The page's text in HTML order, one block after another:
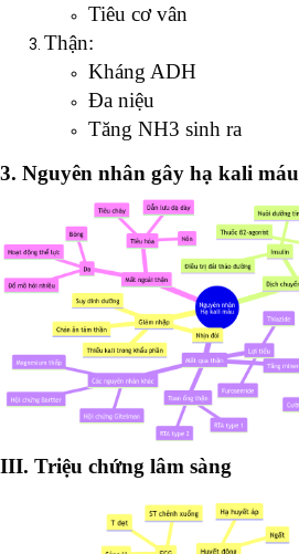
Tiêu cơ vân
Thận:
Kháng ADH
Đa niệu
Tăng NH3 sinh ra
3. Nguyên nhân gây hạ kali máu
III. Triệu chứng lâm sàng